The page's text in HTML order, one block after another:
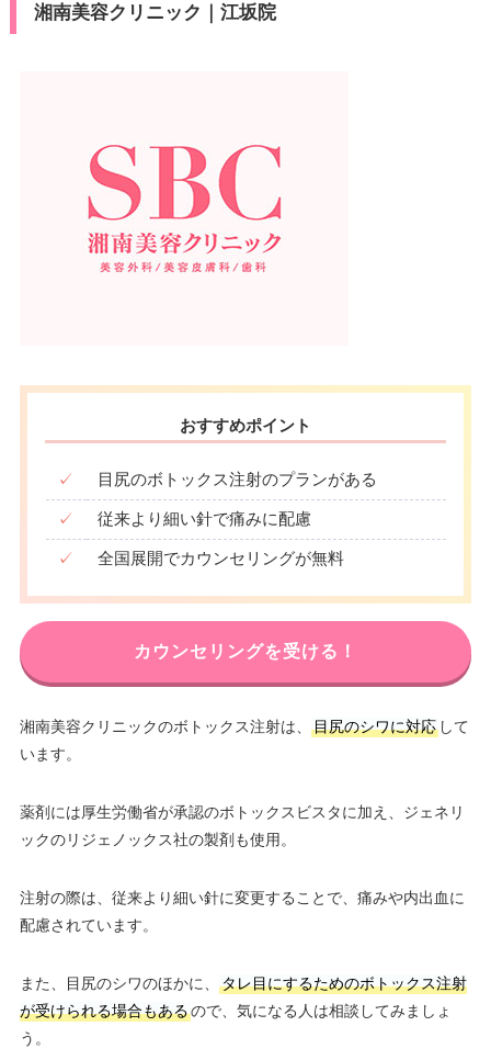
湘南美容クリニック｜江坂院
おすすめポイント
✓ 目尻のボトックス注射のプランがある
✓ 従来より細い針で痛みに配慮
✓ 全国展開でカウンセリングが無料
カウンセリングを受ける！
湘南美容クリニックのボトックス注射は、 目尻のシワに対応して
います。
薬剤には厚生労働省が承認のボトックスビスタに加え、ジェネリ
ックのリジェノックス社の製剤も使用。
注射の際は、従来より細い針に変更することで、痛みや内出血に
配慮されています。
また、目尻のシワのほかに、
タレ目にするためのボトックス注射
が受けられる場合もあるので、気になる人は相談してみましょ
う。